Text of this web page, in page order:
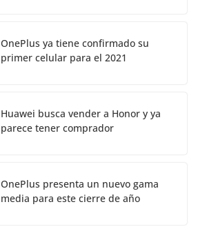
OnePlus ya tiene confirmado su
primer celular para el 2021
Huawei busca vender a Honor y ya
parece tener comprador
OnePlus presenta un nuevo gama
media para este cierre de año